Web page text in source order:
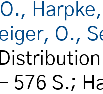
O.,
576 S.;